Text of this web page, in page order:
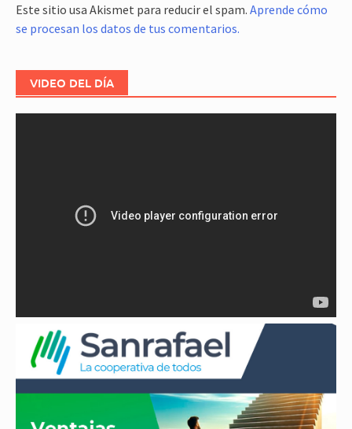
Este sitio usa Akismet para reducir el spam. Aprende cómo
se procesan los datos de tus comentarios.
VIDEO DEL DÍA